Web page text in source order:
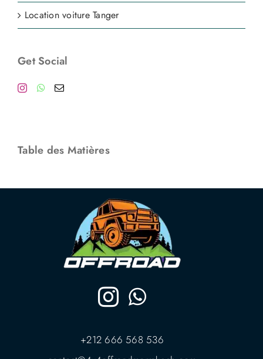
Table des Matières
Location voiture Tanger
Get Social
+212 666 568 536